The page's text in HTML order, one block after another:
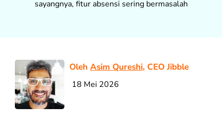
sayangnya, fitur absensi sering bermasalah
Oleh Asim Qureshi, CEO Jibble
18 Mei 2026